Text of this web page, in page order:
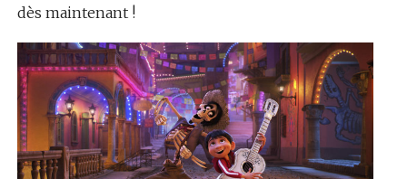
dès maintenant !